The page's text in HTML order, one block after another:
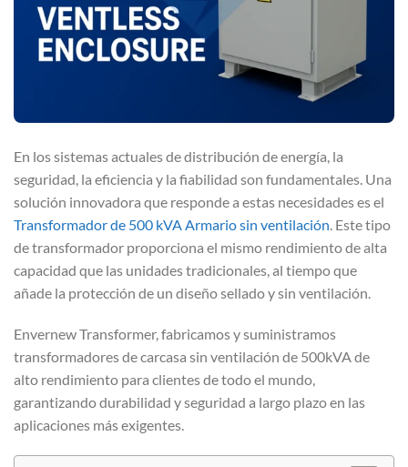
En los sistemas actuales de distribución de energía, la
seguridad, la eficiencia y la fiabilidad son fundamentales. Una
solución innovadora que responde a estas necesidades es el
Transformador de 500 kVA Armario sin ventilación . Este tipo
de transformador proporciona el mismo rendimiento de alta
capacidad que las unidades tradicionales, al tiempo que
añade la protección de un diseño sellado y sin ventilación.
Envernew Transformer, fabricamos y suministramos
transformadores de carcasa sin ventilación de 500kVA de
alto rendimiento para clientes de todo el mundo,
garantizando durabilidad y seguridad a largo plazo en las
aplicaciones más exigentes.